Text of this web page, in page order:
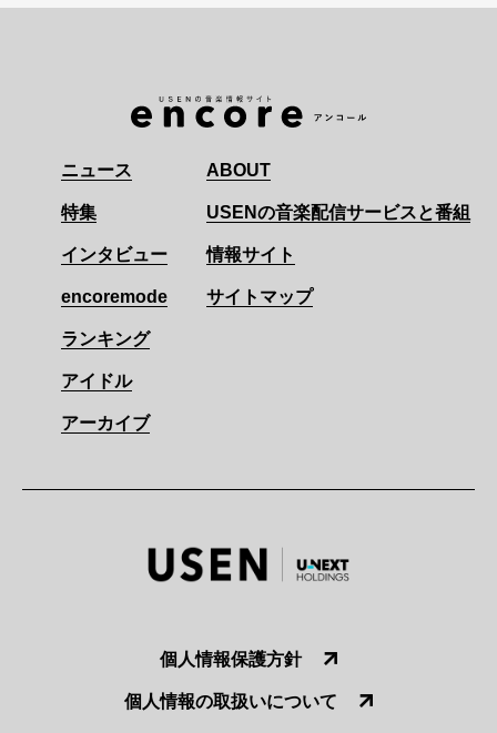
ニュース
特集
インタビュー
encoremode
ランキング
アイドル
アーカイブ
ABOUT
USENの音楽配信サービスと番組
情報サイト
サイトマップ
個人情報保護方針
個人情報の取扱いについて